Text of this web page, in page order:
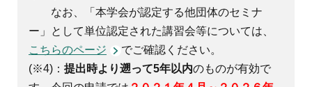
なお、「本学会が認定する他団体のセミナ
ー」として単位認定された講習会等については、
こちらのページ
でご確認ください。
(※4)： 提出時より遡って5年以内のものが有効で